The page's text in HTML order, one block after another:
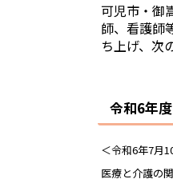
可児市・御
師、看護師
ち上げ、次
令和6年度
＜令和6年7月
医療と介護の